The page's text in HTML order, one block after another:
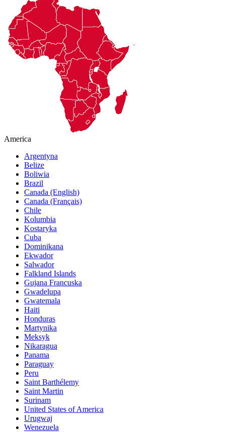
America
Argentyna
Belize
Boliwia
Brazil
Canada (English)
Canada (Français)
Chile
Kolumbia
Kostaryka
Cuba
Dominikana
Ekwador
Salwador
Falkland Islands
Gujana Francuska
Gwadelupa
Gwatemala
Haiti
Honduras
Martynika
Meksyk
Nikaragua
Panama
Paraguay
Peru
Saint Barthélemy
Saint Martin
Surinam
United States of America
Urugwaj
Wenezuela